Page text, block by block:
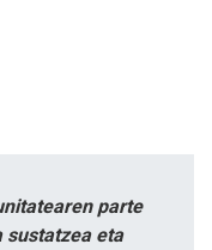
parte
sustatzea eta